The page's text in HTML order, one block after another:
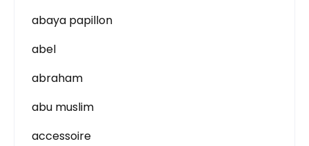
abaya papillon
abel
abraham
abu muslim
accessoire